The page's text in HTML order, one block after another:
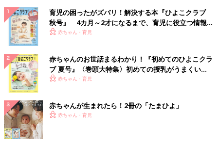
育児の困ったがズバリ！解決する本『ひよこクラブ
秋号』 4カ月～2才になるまで、育児に役立つ情報が
いっぱい！
赤ちゃん・育児
赤ちゃんのお世話まるわかり！『初めてのひよこクラ
ブ 夏号』〈巻頭大特集〉初めての授乳がうまくい
く！ おっぱい・ミルクの基本と夏のトラブル 解決テ
赤ちゃん・育児
赤ちゃんが生まれたら！2冊の「たまひよ」
赤ちゃん・育児